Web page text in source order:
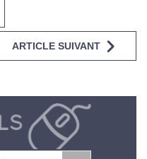
ARTICLE SUIVANT